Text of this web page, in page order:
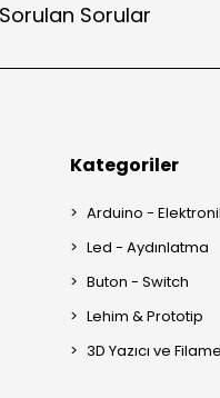
Sorular
Kategoriler
Arduino -
Led - Aydınlatma
Buton - Switch
Lehim & Prototip
3D Yazıcı ve